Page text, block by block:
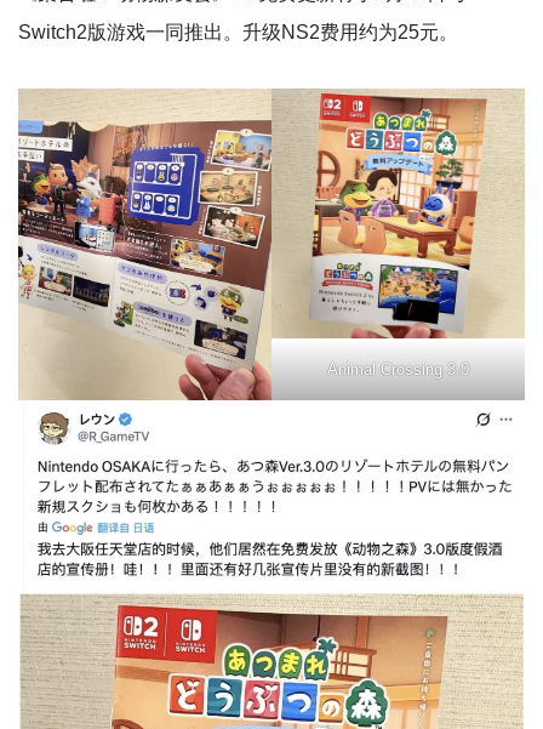
Switch2版游戏一同推出。升级NS2费用约为25元。
Animal Crossing 3.0